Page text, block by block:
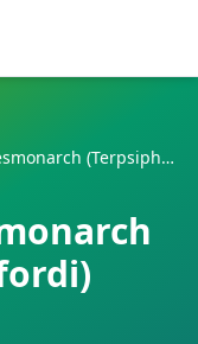
Bedford-Paradiesmonarch (Terpsiphone bedfordi)